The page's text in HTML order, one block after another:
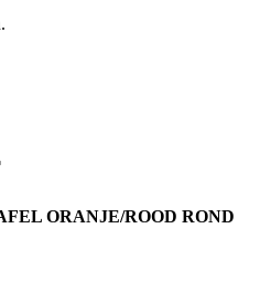
ORANJE/ROOD ROND